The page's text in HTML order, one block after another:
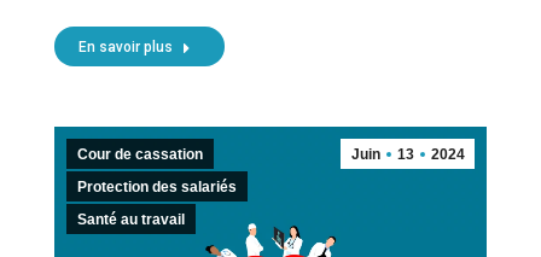
En savoir plus
Juin 13 2024
Cour de cassation
Protection des salariés
Santé au travail